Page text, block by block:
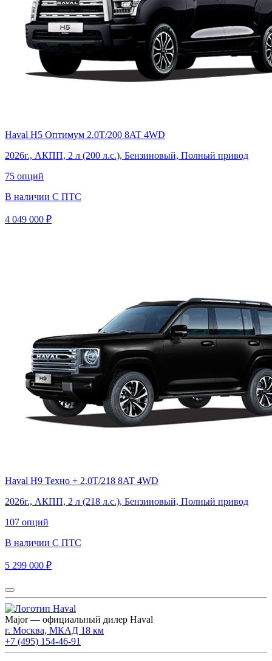
Haval H5 Оптимум 2.0T/200 8AT 4WD
2026г., АКПП, 2 л (200 л.с.), Бензиновый, Полный привод
75 опций
В наличии С ПТС
4 049 000 ₽
Haval H9 Техно + 2.0T/218 8AT 4WD
2026г., АКПП, 2 л (218 л.с.), Бензиновый, Полный привод
107 опций
В наличии С ПТС
5 299 000 ₽
Major — официальный дилер Haval
г. Москва, МКАД 18 км
+7 (495) 154-46-91